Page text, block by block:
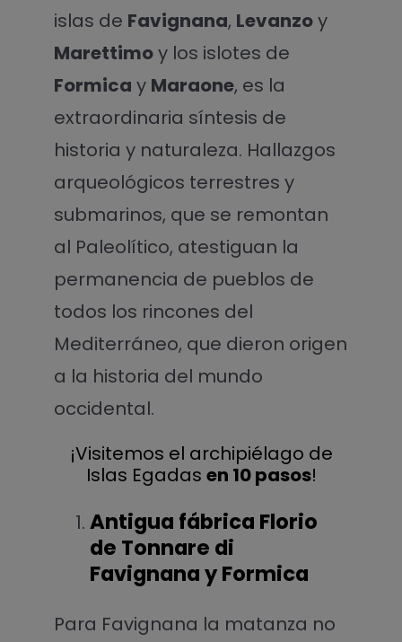
islas de Favignana, Levanzoy
Marettimoy los islotes de
Formica y Maraone, es la
extraordinaria síntesis de
historia y naturaleza. Hallazgos
arqueológicos terrestres y
submarinos, que se remontan
al Paleolítico, atestiguan la
permanencia de pueblos de
todos los rincones del
Mediterráneo, que dieron origen
a la historia del mundo
occidental.
¡Visitemos el archipiélago de
Islas Egadas en 10 pasos!
Antigua fábrica Florio
de Tonnare di
Favignana y Formica
Para Favignana la matanza no